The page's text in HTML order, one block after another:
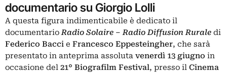
documentario su Giorgio Lolli
A questa figura indimenticabile è dedicato il
documentarioRadio Solaire – Radio Diffusion Rurale di
Federico Bacci e Francesco Eppesteingher, che sarà
presentato in anteprima assoluta venerdì 13 giugno in
occasione del 21° Biografilm Festival, presso il Cinema